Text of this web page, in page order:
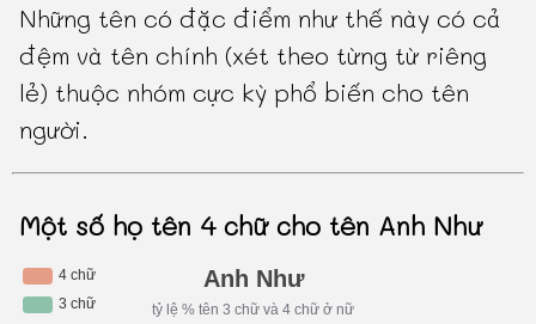
Những tên có đặc điểm như thế này có cả
đệm và tên chính (xét theo từng từ riêng
lẻ) thuộc nhóm cực kỳ phổ biến cho tên
người.
Một số họ tên 4 chữ cho tên Anh Như